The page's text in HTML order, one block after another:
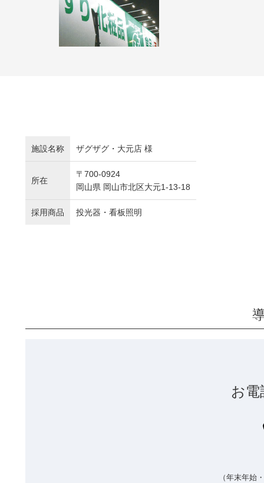
施設名称 ザグザグ・大元店 様
所在
〒700-0924
岡山県 岡山市北区大元1-13-18
採用商品 投光器・看板照明
お
（年末年始